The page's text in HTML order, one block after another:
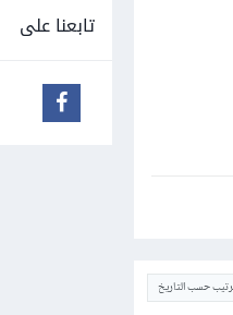
حسب التاريخ
تابعنا على